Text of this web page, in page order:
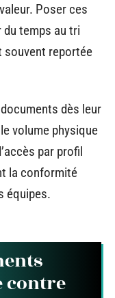
Poser ces
temps au tri
souvent reportée
dès leur
volume physique
par profil
la conformité
équipes.
contre